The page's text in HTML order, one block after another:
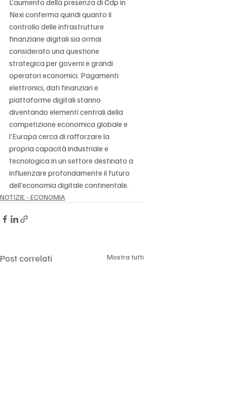
Nexi conferma quindi quanto il
controllo delle infrastrutture
finanziarie digitali sia ormai
considerato una questione
strategica per governi e grandi
operatori economici. Pagamenti
elettronici, dati finanziari e
piattaforme digitali stanno
diventando elementi centrali della
competizione economica globale e
l’Europa cerca di rafforzare la
propria capacità industriale e
tecnologica in un settore destinato a
influenzare profondamente il futuro
dell’economia digitale continentale.
NOTIZIE - ECONOMIA
Post correlati Mostra tutti